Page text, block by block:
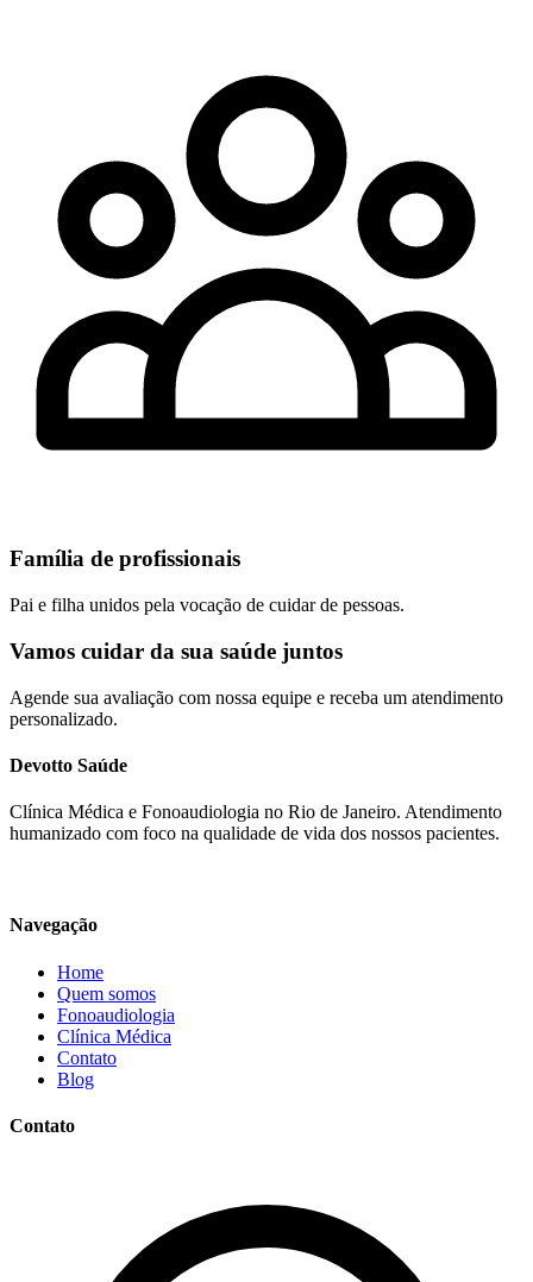
Família de profissionais
Pai e filha unidos pela vocação de cuidar de pessoas.
Vamos cuidar da sua saúde juntos
Agende sua avaliação com nossa equipe e receba um atendimento
personalizado.
Devotto Saúde
Clínica Médica e Fonoaudiologia no Rio de Janeiro. Atendimento
humanizado com foco na qualidade de vida dos nossos pacientes.
Navegação
Home
Quem somos
Fonoaudiologia
Clínica Médica
Contato
Blog
Contato